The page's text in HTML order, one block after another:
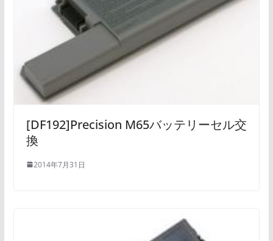
[DF192]Precision M65バッテリーセル交
換
2014年7月31日